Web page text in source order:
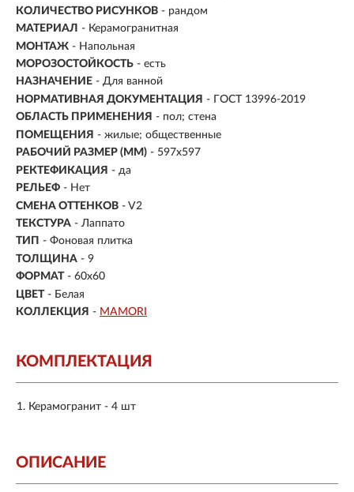
КОЛИЧЕСТВО РИСУНКОВ - рандом
МАТЕРИАЛ - Керамогранитная
МОНТАЖ - Напольная
МОРОЗОСТОЙКОСТЬ - есть
НАЗНАЧЕНИЕ - Для ванной
НОРМАТИВНАЯ ДОКУМЕНТАЦИЯ - ГОСТ 13996-2019
ОБЛАСТЬ ПРИМЕНЕНИЯ - пол; стена
ПОМЕЩЕНИЯ - жилые; общественные
РАБОЧИЙ РАЗМЕР (ММ) - 597x597
РЕКТЕФИКАЦИЯ - да
РЕЛЬЕФ - Нет
СМЕНА ОТТЕНКОВ - V2
ТЕКСТУРА - Лаппато
ТИП - Фоновая плитка
ТОЛЩИНА - 9
ФОРМАТ - 60x60
ЦВЕТ - Белая
КОЛЛЕКЦИЯ - MAMORI
КОМПЛЕКТАЦИЯ
Керамогранит - 4 шт
ОПИСАНИЕ